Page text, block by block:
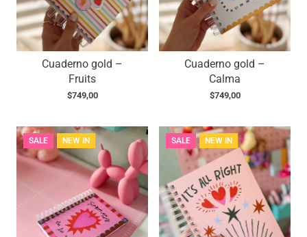
Cuaderno gold –
Fruits
$749,00
Cuaderno gold –
Calma
$749,00
SALE NEW IN SALE NEW IN